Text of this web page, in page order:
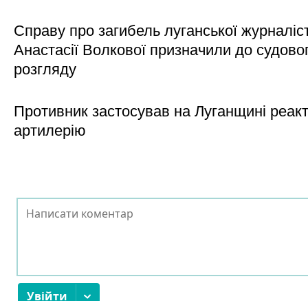
Справу про загибель луганської
Анастасії Волкової призначили до
розгляду
Противник застосував на Луганщині
артилерію